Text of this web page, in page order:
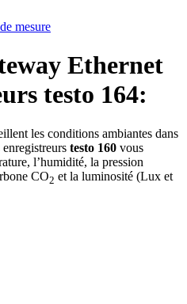
mesure
Ethernet
testo 164:
les conditions ambiantes dans
testo 160 vous
l’humidité, la pression
CO2 et la luminosité (Lux et